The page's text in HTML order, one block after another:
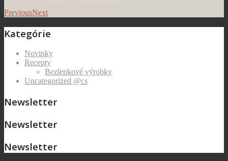
PreviousNext
Kategórie
Novinky
Recepty
Bezlepkové výrobky
Uncategorized @cs
Newsletter
Newsletter
Newsletter